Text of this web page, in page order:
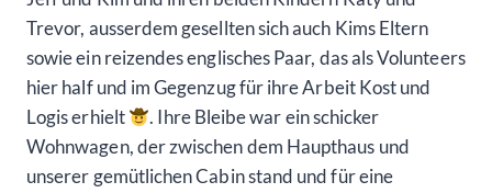
Trevor, ausserdem gesellten sich auch Kims Eltern
sowie ein reizendes englisches Paar, das als Volunteers
hier half und im Gegenzug für ihre Arbeit Kost und
Logis erhielt
. Ihre Bleibe war ein schicker
Wohnwagen, der zwischen dem Haupthaus und
unserer gemütlichen Cabin stand und für eine